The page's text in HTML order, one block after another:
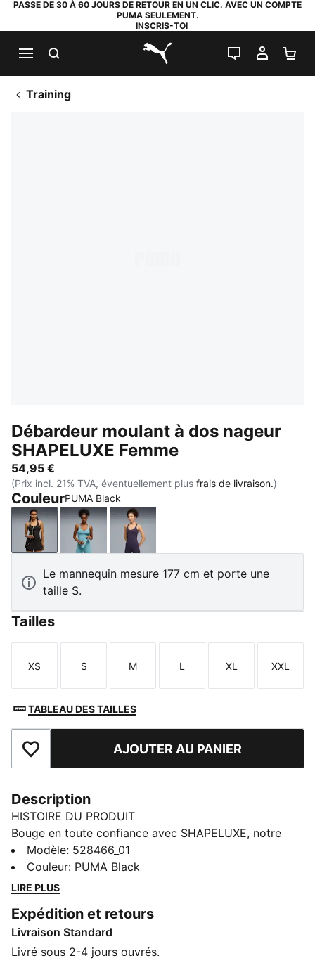
PASSE DE 30 À 60 JOURS DE RETOUR EN UN CLIC. AVEC UN COMPTE
PUMA SEULEMENT.
INSCRIS-TOI
PUMA.com
LIVE CHAT
MON
Training
Débardeur moulant à dos nageur
SHAPELUXE Femme
54,95 €
(Prix incl. 21% TVA, éventuellement plus frais de livraison.)
CouleurPUMA Black
PUMA BlackBaltic Sea BlueDeep Plum
Le mannequin mesure 177 cm et porte une
taille S.
Tailles
Taille
XS
Taille
S
Taille
M
Taille
L
Taille
XL
Taille
XXL
TABLEAU DES TAILLES
Ajouter aux favorisAJOUTER AU PANIER
Description
HISTOIRE DU PRODUIT
Bouge en toute confiance avec SHAPELUXE, notre
collection de sport pour femmes la plus haut de
gamme. Fabriqués avec la technologie innovante
LUXFIT pour une sensation de douceur et de seconde
chaque répétition, course et récupération. Que tu ailles
à la salle de sport ou que tu t'entraînes pour une
course de fitness, SHAPELUXE offre un maintien aussi
Modèle: 528466_01
Couleur: PUMA Black
LIRE PLUS
Expédition et retours
Livraison Standard
Livré sous 2-4 jours ouvrés.